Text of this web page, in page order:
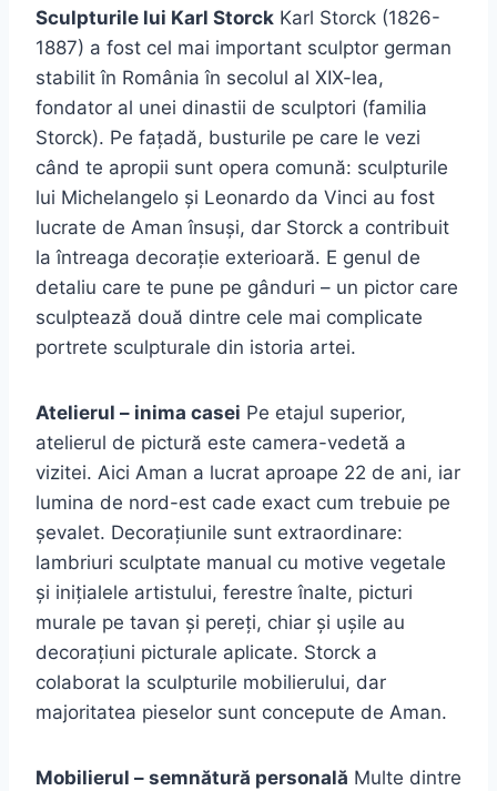
Sculpturile lui Karl Storck Karl Storck (1826-
1887) a fost cel mai important sculptor german
stabilit în România în secolul al XIX-lea,
fondator al unei dinastii de sculptori (familia
Storck). Pe fațadă, busturile pe care le vezi
când te apropii sunt opera comună: sculpturile
lui Michelangelo și Leonardo da Vinci au fost
lucrate de Aman însuși, dar Storck a contribuit
la întreaga decorație exterioară. E genul de
detaliu care te pune pe gânduri – un pictor care
sculptează două dintre cele mai complicate
portrete sculpturale din istoria artei.
Atelierul – inima casei Pe etajul superior,
atelierul de pictură este camera-vedetă a
vizitei. Aici Aman a lucrat aproape 22 de ani, iar
lumina de nord-est cade exact cum trebuie pe
șevalet. Decorațiunile sunt extraordinare:
lambriuri sculptate manual cu motive vegetale
și inițialele artistului, ferestre înalte, picturi
murale pe tavan și pereți, chiar și ușile au
decorațiuni picturale aplicate. Storck a
colaborat la sculpturile mobilierului, dar
majoritatea pieselor sunt concepute de Aman.
Mobilierul – semnătură personală Multe dintre